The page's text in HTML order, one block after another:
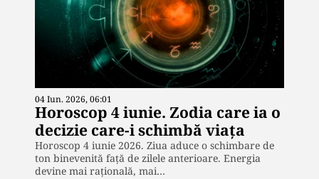
04 Iun. 2026, 06:01
Horoscop 4 iunie. Zodia care ia o
decizie care-i schimbă viața
Horoscop 4 iunie 2026. Ziua aduce o schimbare de
ton binevenită față de zilele anterioare. Energia
devine mai rațională, mai…